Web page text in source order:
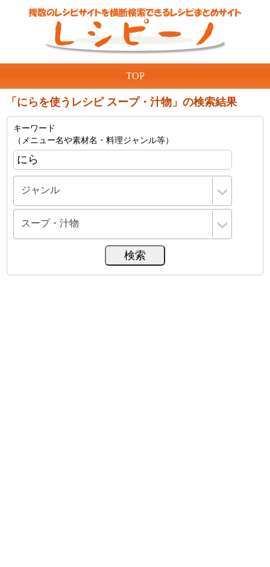
TOP
「にらを使うレシピ スープ・汁物」の検索結果
キーワード
（メニュー名や素材名・料理ジャンル等）